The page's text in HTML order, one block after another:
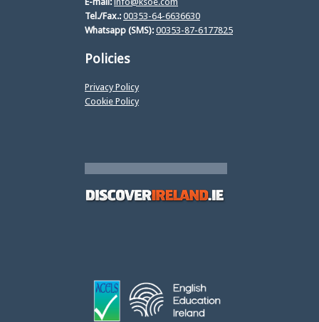
Tel./Fax.: 00353-64-6636630
Whatsapp (SMS): 00353-87-6177825
Policies
Privacy Policy
Cookie Policy